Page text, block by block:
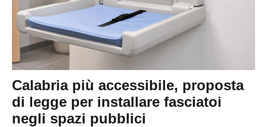
Calabria più accessibile, proposta
di legge per installare fasciatoi
negli spazi pubblici